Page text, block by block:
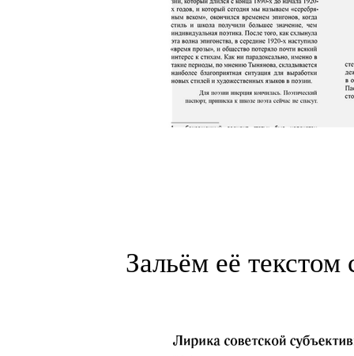
Зальём её текстом